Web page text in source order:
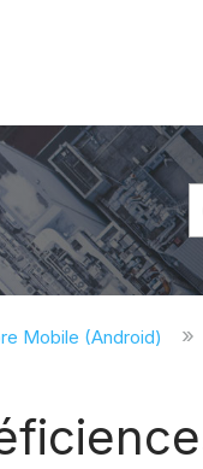
la
Mobile (Android)